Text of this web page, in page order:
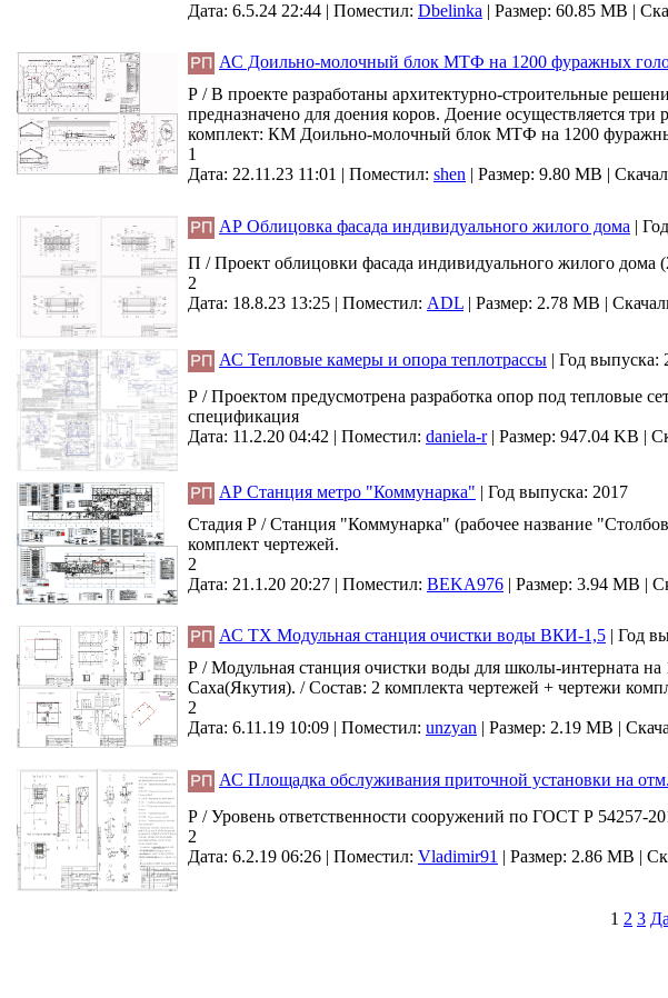
Дата: 6.5.24 22:44 | Поместил: Dbelinka | Размер: 60.85 MB |
АС Доильно-молочный блок МТФ на 1200 фуражных
Р / В проекте разработаны архитектурно-строительные
предназначено для доения коров. Доение осуществляется
комплект: КМ Доильно-молочный блок МТФ на 1200
1
Дата: 22.11.23 11:01 | Поместил: shen | Размер: 9.80 MB |
АР Облицовка фасада индивидуального жилого дома |
П / Проект облицовки фасада индивидуального жилого дома
2
Дата: 18.8.23 13:25 | Поместил: ADL | Размер: 2.78 MB |
АС Тепловые камеры и опора теплотрассы | Год выпуска:
Р / Проектом предусмотрена разработка опор под тепловые
спецификация
Дата: 11.2.20 04:42 | Поместил: daniela-r| Размер: 947.04 KB |
АР Станция метро "Коммунарка" | Год выпуска: 2017
Стадия Р / Станция "Коммунарка" (рабочее название
комплект чертежей.
2
Дата: 21.1.20 20:27 | Поместил: BEKA976 | Размер: 3.94 MB |
АС ТХ Модульная станция очистки воды ВКИ-1,5 | Год
Р / Модульная станция очистки воды для школы-интерната
Саха(Якутия). / Состав: 2 комплекта чертежей + чертежи
2
Дата: 6.11.19 10:09 | Поместил: unzyan | Размер: 2.19 MB |
АС Площадка обслуживания приточной установки на
Р / Уровень ответственности сооружений по ГОСТ Р 54257-
2
Дата: 6.2.19 06:26 | Поместил: Vladimir91 | Размер: 2.86 MB |
1 2 3